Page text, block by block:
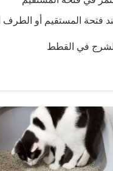
فتحة المستقيم أو الطرف
في القطط